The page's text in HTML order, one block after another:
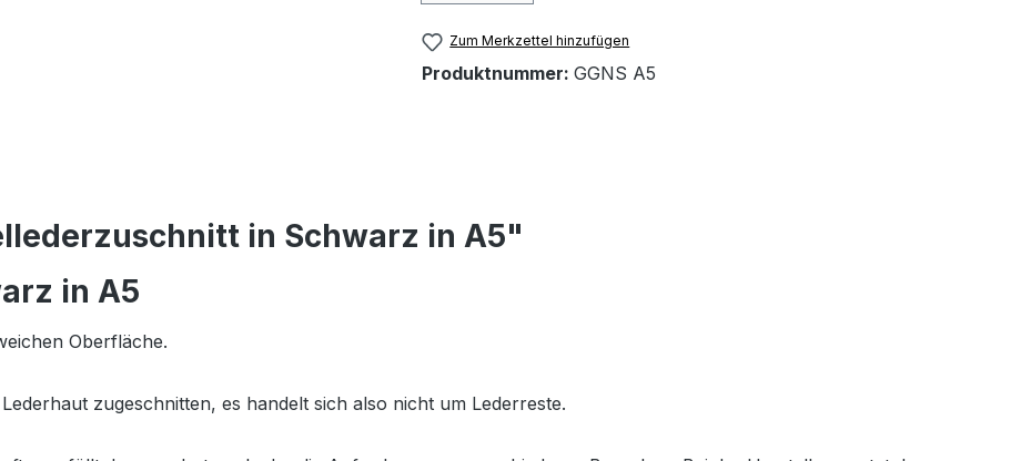
Zum Merkzettel hinzufügen
Produktnummer: GGNS A5
in Schwarz in A5"
in A5
Oberfläche.
zugeschnitten, es handelt sich also nicht um Lederreste.